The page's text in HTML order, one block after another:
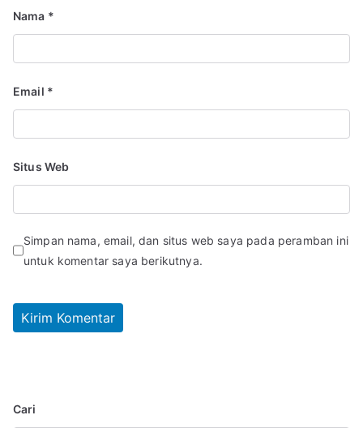
Nama *
Email *
Situs Web
Simpan nama, email, dan situs web saya pada peramban ini
untuk komentar saya berikutnya.
Cari